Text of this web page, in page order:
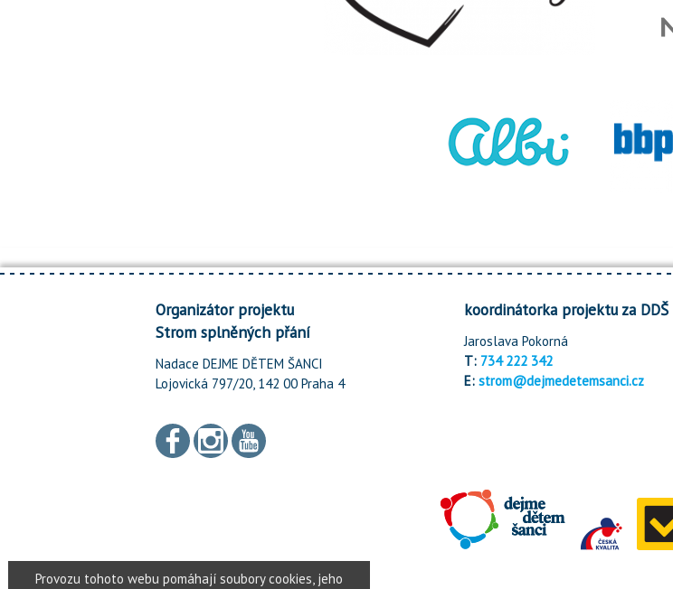
Organizátor projektu
Strom splněných přání
Nadace DEJME DĚTEM ŠANCI
Lojovická 797/20, 142 00 Praha 4
koordinátorka projektu za DDŠ
Jaroslava Pokorná
T: 734 222 342
E: strom@dejmedetemsanci.cz